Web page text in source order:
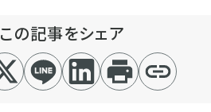
この記事をシェア